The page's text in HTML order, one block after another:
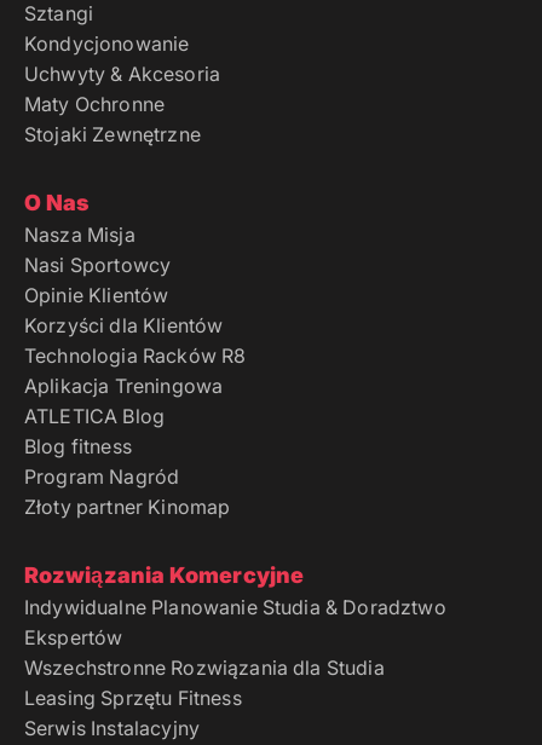
Sztangi
Kondycjonowanie
Uchwyty & Akcesoria
Maty Ochronne
Stojaki Zewnętrzne
O Nas
Nasza Misja
Nasi Sportowcy
Opinie Klientów
Korzyści dla Klientów
Technologia Racków R8
Aplikacja Treningowa
ATLETICA Blog
Blog fitness
Program Nagród
Złoty partner Kinomap
Rozwiązania Komercyjne
Indywidualne Planowanie Studia & Doradztwo
Ekspertów
Wszechstronne Rozwiązania dla Studia
Leasing Sprzętu Fitness
Serwis Instalacyjny